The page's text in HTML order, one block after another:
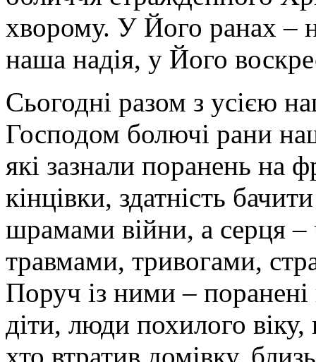
хворому. У Його ранах –
наша надія, у Його
Сьогодні разом з усією
Господом болючі рани
які зазнали поранень на
кінцівки, здатність
шрамами війни, а серця
травмами, тривогами,
Поруч із ними – поранені
діти, люди похилого віку,
хто втратив домівку,